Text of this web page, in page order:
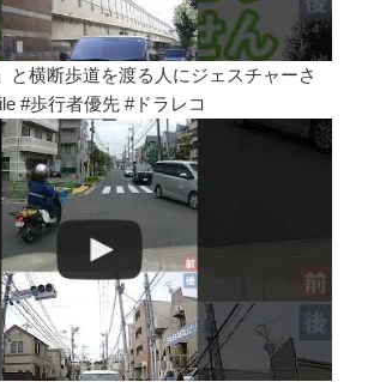
と横断歩道を渡る人にジェスチャーさ
#歩行者優先 #ドラレコ